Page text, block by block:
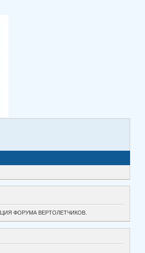
ФОРУМА ВЕРТОЛЕТЧИКОВ.